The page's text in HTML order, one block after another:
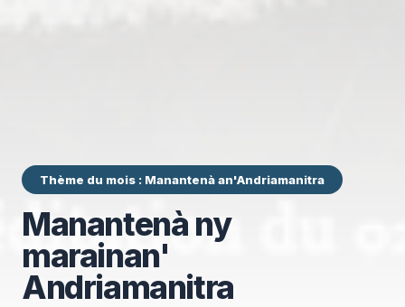
Thème du mois : Manantenà an'Andriamanitra
Manantenà ny
marainan'
Andriamanitra